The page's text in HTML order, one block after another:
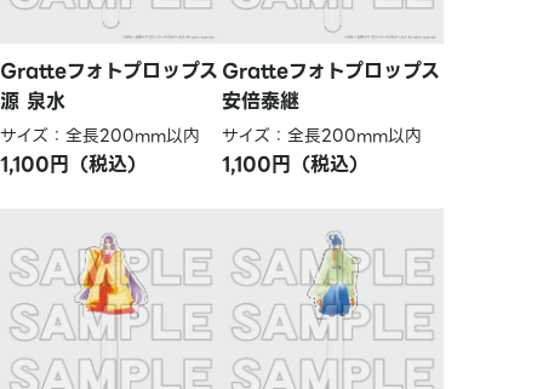
Gratteフォトプロップス
源 泉水
サイズ：全長200mm以内
1,100円（税込）
Gratteフォトプロップス
安倍泰継
サイズ：全長200mm以内
1,100円（税込）